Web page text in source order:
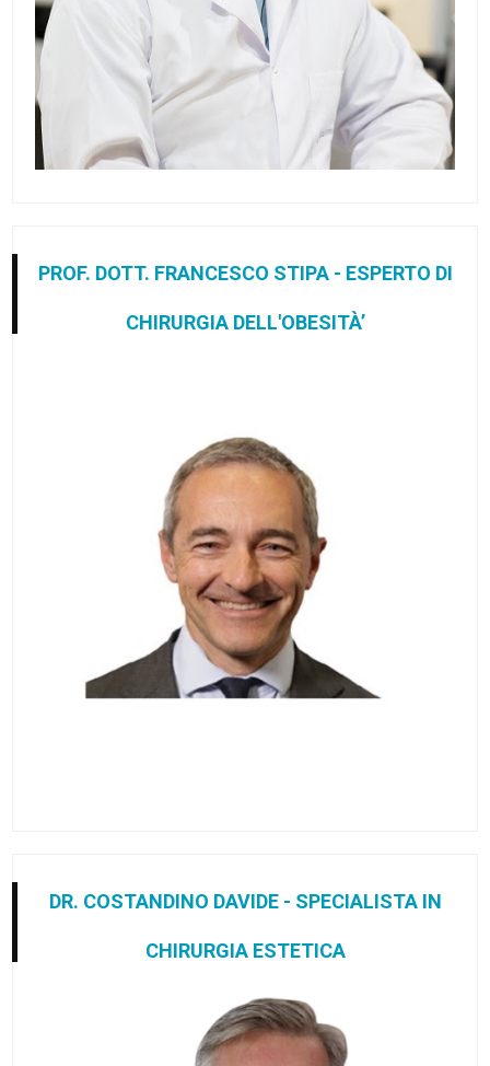
PROF. DOTT. FRANCESCO STIPA - ESPERTO DI
CHIRURGIA DELL'OBESITÀ’
DR. COSTANDINO DAVIDE - SPECIALISTA IN
CHIRURGIA ESTETICA